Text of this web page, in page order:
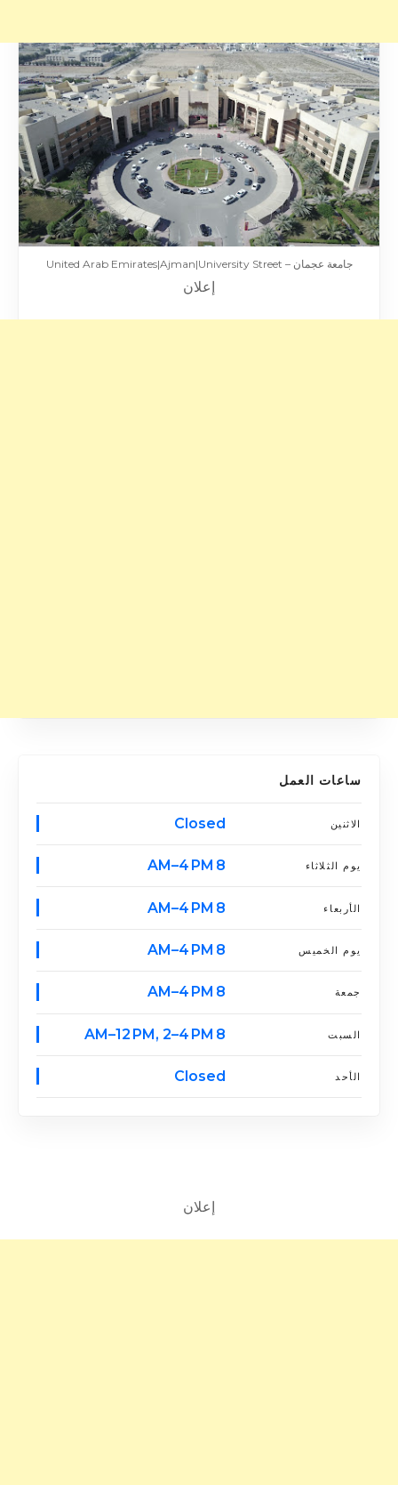
جامعة عجمان – United Arab Emirates|Ajman|University Street
إعلان
ساعات العمل
الاثنين Closed
يوم الثلاثاء 8 AM–4 PM
الأربعاء 8 AM–4 PM
يوم الخميس 8 AM–4 PM
جمعة 8 AM–4 PM
السبت 8 AM–12 PM, 2–4 PM
الأحد Closed
إعلان